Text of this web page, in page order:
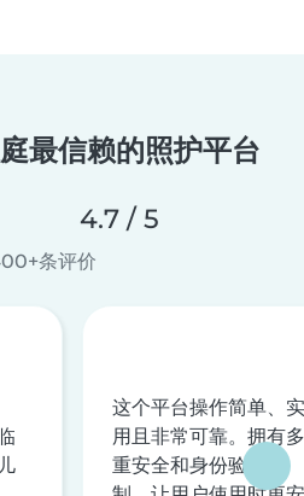
最信赖的照护平台
4.7 / 5
条评价
这个平台操作简单、实
用且非常可靠。拥有多
重安全和身份验证机